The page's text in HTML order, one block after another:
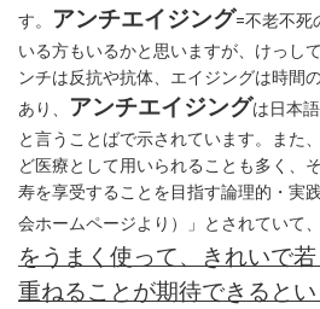
す。
アンチエイジング=不老不死
いる方もいるかと思いますが、けっし
ンチは反抗や抗体、エイジングは時間
あり、
アンチエイジングは日本
と言うことばで示されています。また
ど医療として用いられることも多く、
寿を享受することを目指す論理的・実
会ホームページより）」とされていて、
をうまく使って、きれいで
重ねることが期待できると